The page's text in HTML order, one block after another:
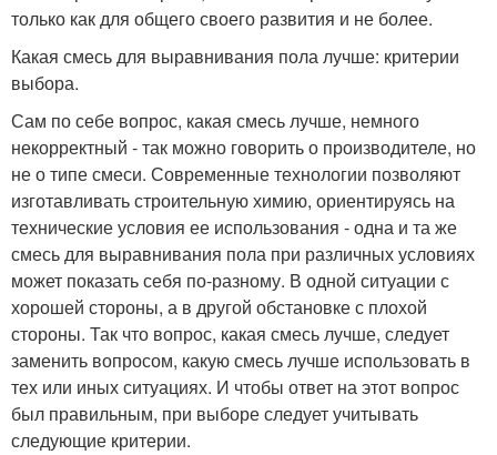
только как для общего своего развития и не более.
Какая смесь для выравнивания пола лучше: критерии
выбора.
Сам по себе вопрос, какая смесь лучше, немного
некорректный - так можно говорить о производителе, но
не о типе смеси. Современные технологии позволяют
изготавливать строительную химию, ориентируясь на
технические условия ее использования - одна и та же
смесь для выравнивания пола при различных условиях
может показать себя по-разному. В одной ситуации с
хорошей стороны, а в другой обстановке с плохой
стороны. Так что вопрос, какая смесь лучше, следует
заменить вопросом, какую смесь лучше использовать в
тех или иных ситуациях. И чтобы ответ на этот вопрос
был правильным, при выборе следует учитывать
следующие критерии.